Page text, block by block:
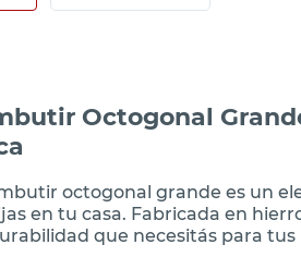
Octogonal
octogonal grande es un
en tu casa. Fabricada en
que necesitás para